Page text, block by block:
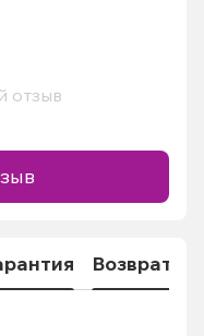
отзыв
Возврат